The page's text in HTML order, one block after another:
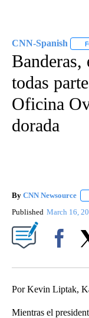
CNN-Spanish
todas
Oficina
dorada
By CNN Newsource
Published March 16,
Por Kevin Liptak,
Mientras el